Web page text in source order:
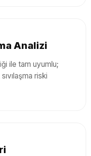
Analizi
ile tam uyumlu;
riski